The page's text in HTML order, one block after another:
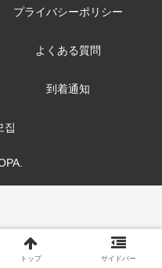
プライバシーポリシー
よくある質問
到着通知
집
トップ サイドバー